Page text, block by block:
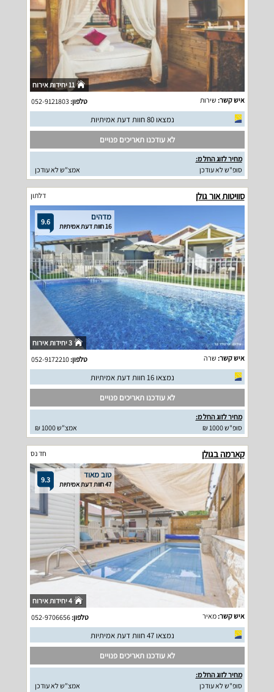
11 יחידות אירוח
איש קשר: שירות טלפון:052-9121803
נמצאו 80 חוות דעת אמיתיות
לא עודכנו תאריכים פנויים
מחיר לזוג החל מ:
סופ"ש לא עודכן
אמצ"ש לא עודכן
סוויטות אור גולן דלתון
9.6 מדהים
16 חוות דעת אמיתיות
3 יחידות אירוח
איש קשר: שרה טלפון:052-9172210
נמצאו 16 חוות דעת אמיתיות
לא עודכנו תאריכים פנויים
מחיר לזוג החל מ:
סופ"ש 1000 ₪
אמצ"ש 1000 ₪
קארמה בגולן חד נס
9.3 טוב מאוד
47 חוות דעת אמיתיות
4 יחידות אירוח
איש קשר:מאיר טלפון:052-9706656
נמצאו 47 חוות דעת אמיתיות
לא עודכנו תאריכים פנויים
מחיר לזוג החל מ:
סופ"ש לא עודכן
אמצ"ש לא עודכן